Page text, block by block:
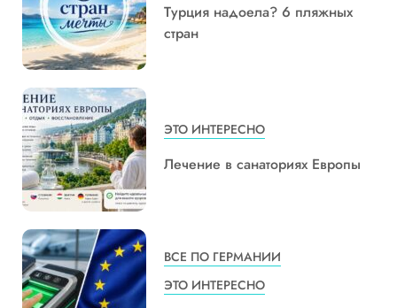
Турция надоела? 6 пляжных
стран
ЭТО ИНТЕРЕСНО
Лечение в санаториях Европы
ВСЕ ПО ГЕРМАНИИ
ЭТО ИНТЕРЕСНО